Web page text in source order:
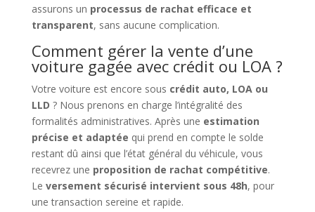
assurons un processus de rachat efficace et
transparent, sans aucune complication.
Comment gérer la vente d’une
voiture gagée avec crédit ou LOA ?
Votre voiture est encore sous crédit auto, LOA ou
LLD ? Nous prenons en charge l’intégralité des
formalités administratives. Après une estimation
précise et adaptée qui prend en compte le solde
restant dû ainsi que l’état général du véhicule, vous
recevrez une proposition de rachat compétitive.
Le versement sécurisé intervient sous 48h, pour
une transaction sereine et rapide.